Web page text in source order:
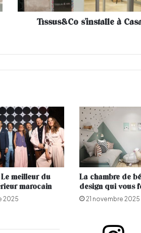
o
n
l
e
à
C
a
s
a
b
a
Tissus&Co s'installe à
meilleur du
marocain
2025
La chambre de
design qui vous
21 novembre 2025